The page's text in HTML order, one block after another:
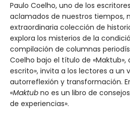
Paulo Coelho, uno de los
aclamados de nuestros tiempos,
extraordinaria colección de
explora los misterios de la
compilación de columnas
Coelho bajo el título de «Maktub»,
escrito», invita a los lectores a un
autorreflexión y transformación.
«Maktub no es un libro de
de experiencias».